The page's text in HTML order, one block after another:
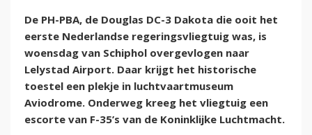
De PH-PBA, de Douglas DC-3 Dakota die ooit het
eerste Nederlandse regeringsvliegtuig was, is
woensdag van Schiphol overgevlogen naar
Lelystad Airport. Daar krijgt het historische
toestel een plekje in luchtvaartmuseum
Aviodrome. Onderweg kreeg het vliegtuig een
escorte van F-35’s van de Koninklijke Luchtmacht.